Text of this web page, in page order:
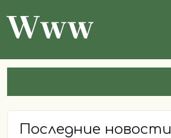
Www
Последние новости